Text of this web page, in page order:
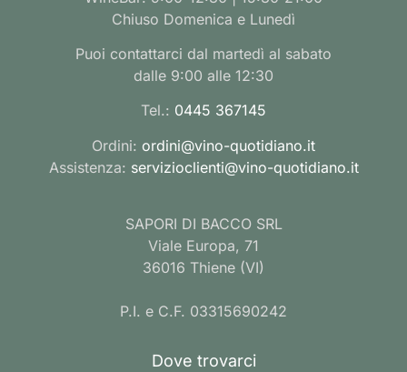
Chiuso Domenica e Lunedì
Puoi contattarci dal martedì al sabato
dalle 9:00 alle 12:30
Tel.: 0445 367145
Ordini: ordini@vino-quotidiano.it
Assistenza: servizioclienti@vino-quotidiano.it
SAPORI DI BACCO SRL
Viale Europa, 71
36016 Thiene (VI)
P.I. e C.F. 03315690242
Dove trovarci